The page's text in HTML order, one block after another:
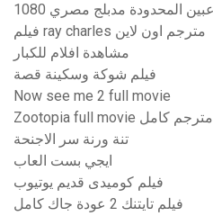
فيلم ray charles مترجم اون لاين
مشاهدة افلام للكبار
فيلم شوكة وسكينة قصة
Now see me 2 full movie
Zootopia full movie مترجم كامل
تنة ورنة سر الاجنحة
ايجي بست العاب
فيلم كوميدى قديم يوتيوب
فيلم تايتنك 2 عودة جاك كامل